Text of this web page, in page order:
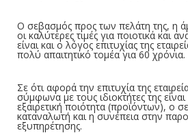
Ο σεβασμός προς των πελάτη της, η
οι καλύτερες τιμές για ποιοτικά και
είναι και ο λόγος επιτυχίας της
πολύ απαιτητικό τομέα για 60 χρόνια.
Σε ότι αφορά την επιτυχία της
σύμφωνα με τους ιδιοκτήτες της είναι
εξαιρετική ποιότητα (προϊόντων), ο
καταναλωτή και η συνέπεια στην
εξυπηρέτησης.